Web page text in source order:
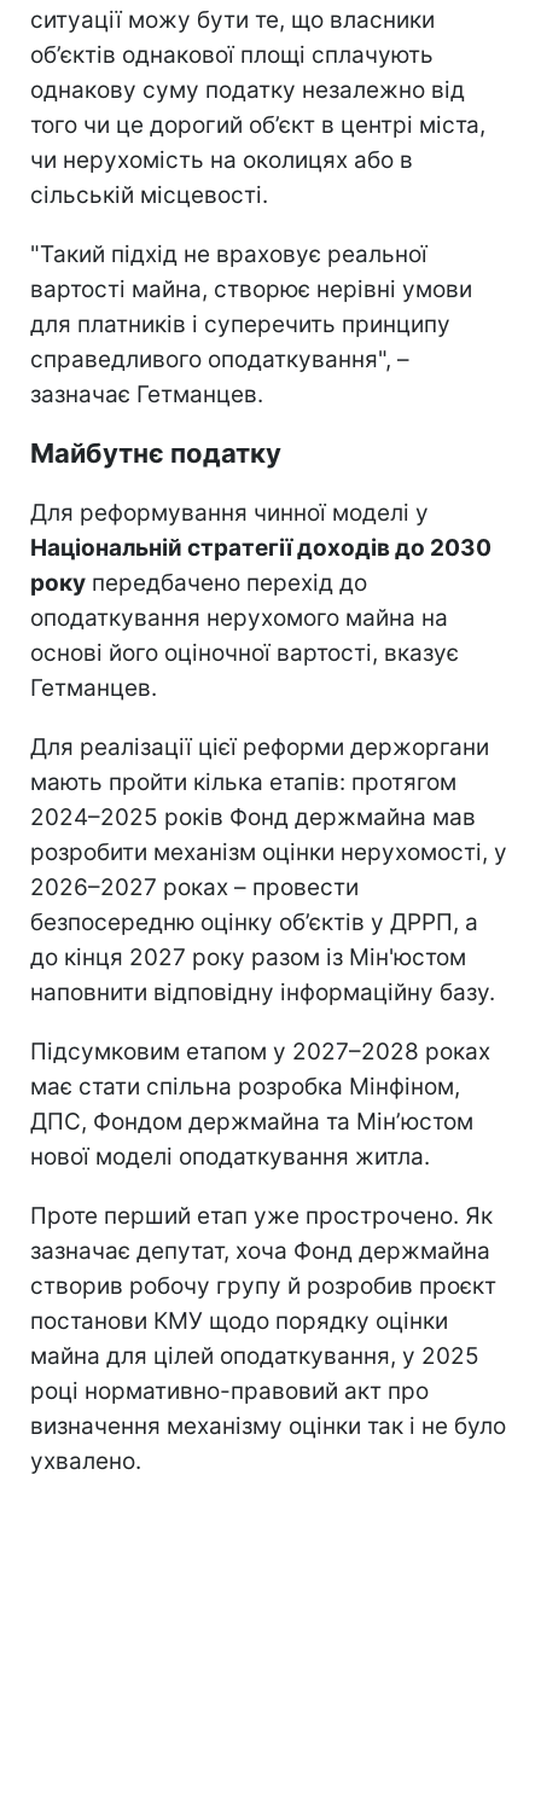
ситуації можу бути те, що власники
об’єктів однакової площі сплачують
однакову суму податку незалежно від
того чи це дорогий об’єкт в центрі міста,
чи нерухомість на околицях або в
сільській місцевості.
"Такий підхід не враховує реальної
вартості майна, створює нерівні умови
для платників і суперечить принципу
справедливого оподаткування", –
зазначає Гетманцев.
Майбутнє податку
Для реформування чинної моделі у
Національній стратегії доходів до 2030
року передбачено перехід до
оподаткування нерухомого майна на
основі його оціночної вартості, вказує
Гетманцев.
Для реалізації цієї реформи держоргани
мають пройти кілька етапів: протягом
2024–2025 років Фонд держмайна мав
розробити механізм оцінки нерухомості, у
2026–2027 роках – провести
безпосередню оцінку об’єктів у ДРРП, а
до кінця 2027 року разом із Мін'юстом
наповнити відповідну інформаційну базу.
Підсумковим етапом у 2027–2028 роках
має стати спільна розробка Мінфіном,
ДПС, Фондом держмайна та Мін’юстом
нової моделі оподаткування житла.
Проте перший етап уже прострочено. Як
зазначає депутат, хоча Фонд держмайна
створив робочу групу й розробив проєкт
постанови КМУ щодо порядку оцінки
майна для цілей оподаткування, у 2025
році нормативно-правовий акт про
визначення механізму оцінки так і не було
ухвалено.